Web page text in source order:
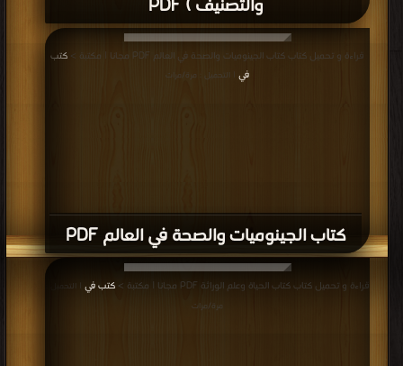
والتصنيف ) PDF
كتاب الجينوميات والصحة في العالم PDF
قراءة و تحميل كتاب كتاب الجينوميات والصحة في العالم PDF مجانا | مكتبة >
كتب
في
| التحميل : مرة/مرات
قراءة و تحميل كتاب كتاب الحياة وعلم الوراثة PDF مجانا | مكتبة > كتب في
| التحميل :
مرة/مرات